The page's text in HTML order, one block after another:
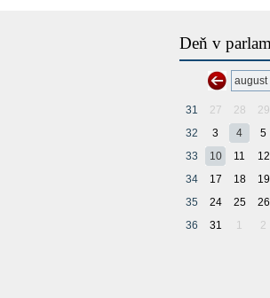
Deň v
31 27 28 29
32
3 4 5
33
10 11 12
34
17 18 19
35
24 25 26
36
31 1 2